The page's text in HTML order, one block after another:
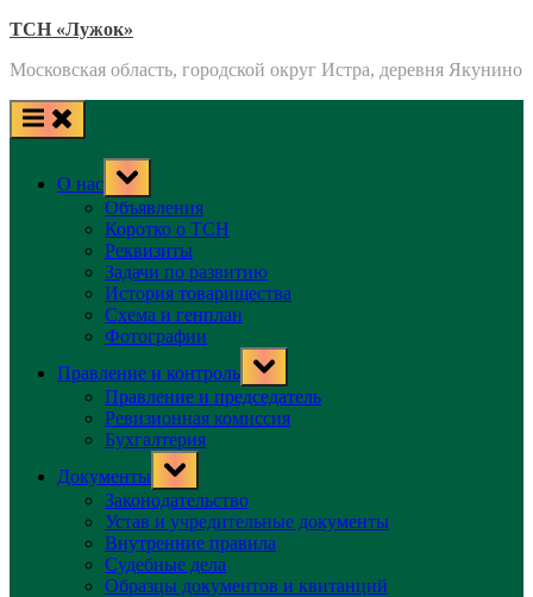
Skip
content
ТСН «Лужок»
Московская область, городской округ Истра, деревня Якунино
О нас
Toggle
sub-
menu
Объявления
Коротко о ТСН
Реквизиты
Задачи по развитию
История товарищества
Схема и генплан
Фотографии
Правление и контроль
Toggle
sub-
menu
Правление и председатель
Ревизионная комиссия
Бухгалтерия
Документы
Toggle
sub-
menu
Законодательство
Устав и учредительные документы
Внутренние правила
Судебные дела
Образцы документов и квитанций